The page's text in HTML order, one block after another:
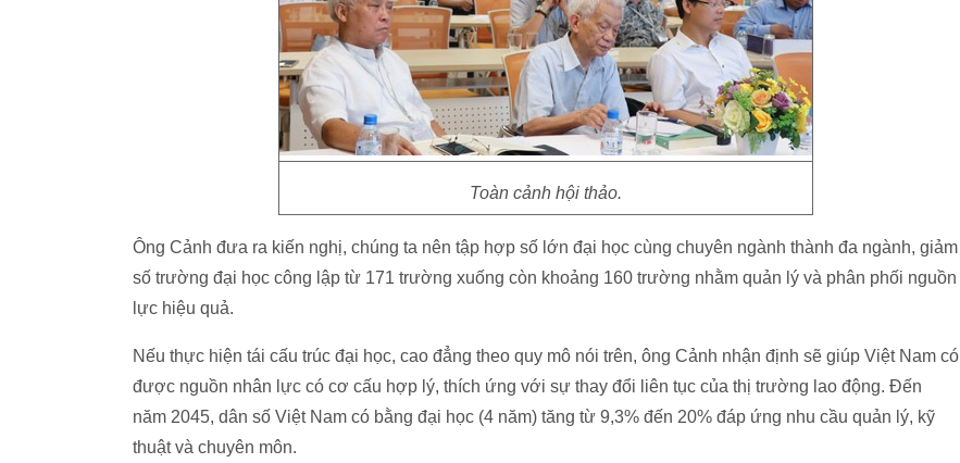
Toàn cảnh hội thảo.
Ông Cảnh đưa ra kiến nghị, chúng ta nên tập hợp số lớn đại học cùng chuyên ngành thành đa ngành, giảm
số trường đại học công lập từ 171 trường xuống còn khoảng 160 trường nhằm quản lý và phân phối nguồn
lực hiệu quả.
Nếu thực hiện tái cấu trúc đại học, cao đẳng theo quy mô nói trên, ông Cảnh nhận định sẽ giúp Việt Nam có
được nguồn nhân lực có cơ cấu hợp lý, thích ứng với sự thay đổi liên tục của thị trường lao động. Đến
năm 2045, dân số Việt Nam có bằng đại học (4 năm) tăng từ 9,3% đến 20% đáp ứng nhu cầu quản lý, kỹ
thuật và chuyên môn.